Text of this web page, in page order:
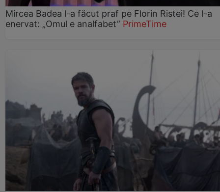
Mircea Badea l-a făcut praf pe Florin Ristei! Ce l-a
enervat: „Omul e analfabet” PrimeTime